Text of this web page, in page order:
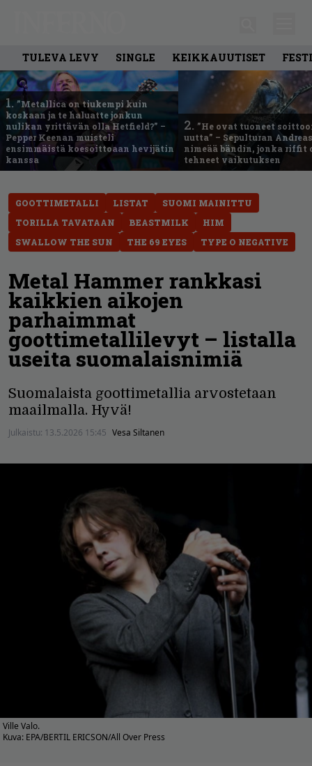
TULEVA LEVY SINGLE KEIKKAUUTISET
1. ”Metallica on tiukempi kuin
koskaan ja te haluatte jonkun
nulikan yrittävän olla Hetfield?” –
Pepper Keenan muisteli
ensimmäistä koesoittoaan hevijätin
kanssa
2. ”He ovat tuoneet
uutta” – Sepulturan
nimeää bändin, jonka riffit
tehneet vaikutuksen
GOOTTIMETALLI LISTAT
SUOMI MAINITTU
TORILLA TAVATAAN
BEASTMILK
HIM
SWALLOW THE SUN
THE 69 EYES TYPE O NEGATIVE
Metal Hammer rankkasi
kaikkien aikojen
parhaimmat
goottimetallilevyt – listalla
useita suomalaisnimiä
Suomalaista goottimetallia arvostetaan
maailmalla. Hyvä!
Julkaistu: 13.5.2026 15:45 Vesa Siltanen
Ville Valo.
Kuva: EPA/BERTIL ERICSON/All Over Press